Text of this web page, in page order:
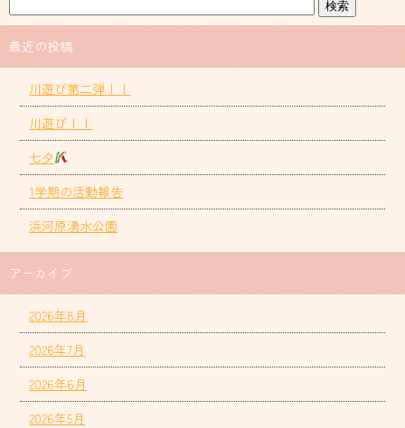
最近の投稿
川遊び第二弾！！
川遊び！！
七夕
1学期の活動報告
浜河原湧水公園
アーカイブ
2026年8月
2026年7月
2026年6月
2026年5月